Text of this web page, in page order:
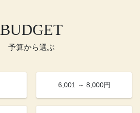
BUDGET
予算から選ぶ
6,001 ～ 8,000円